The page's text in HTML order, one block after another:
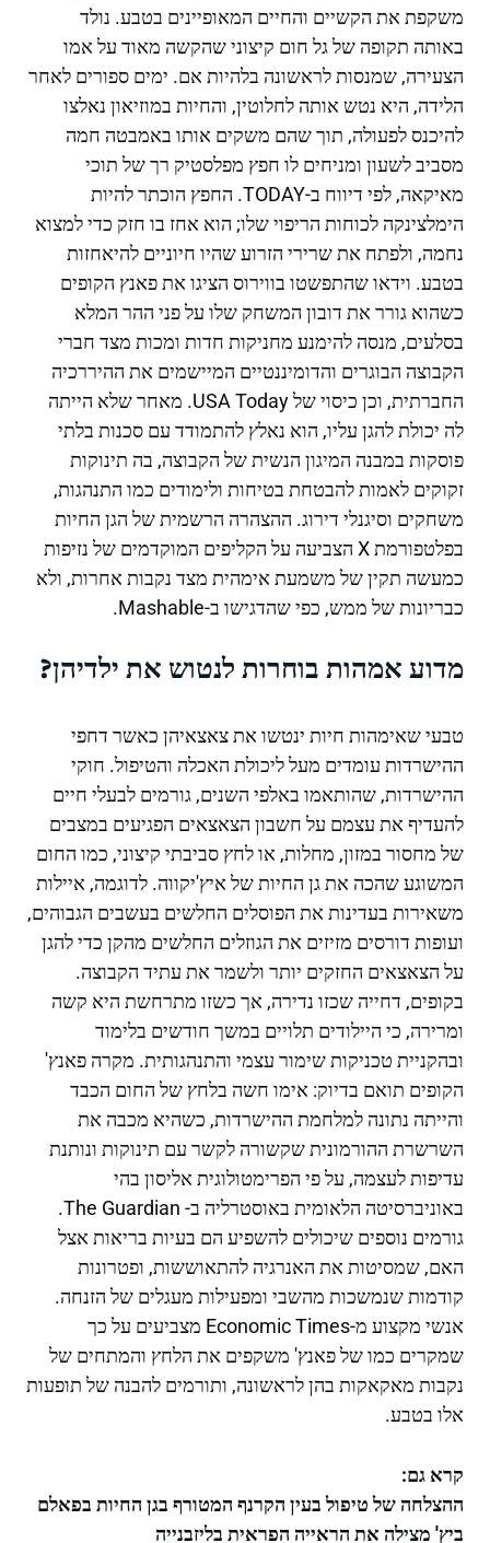
משקפת את הקשיים והחיים המאופיינים בטבע. נולד
באותה תקופה של גל חום קיצוני שהקשה מאוד על אמו
הצעירה, שמנסות לראשונה בלהיות אם. ימים ספורים לאחר
הלידה, היא נטש אותה לחלוטין, והחיות במוזיאון נאלצו
להיכנס לפעולה, תוך שהם משקים אותו באמבטה חמה
מסביב לשעון ומניחים לו חפץ מפלסטיק רך של תוכי
מאיקאה, לפי דיווח ב-TODAY. החפץ הוכתר להיות
הימלצינקה לכוחות הריפוי שלו; הוא אחז בו חזק כדי למצוא
נחמה, ולפתח את שרירי הזרוע שהיו חיוניים להיאחזות
בטבע. וידאו שהתפשטו בווירוס הציגו את פאנץ הקופים
כשהוא גורר את דובון המשחק שלו על פני ההר המלא
בסלעים, מנסה להימנע מחניקות חדות ומכות מצד חברי
הקבוצה הבוגרים והדומיננטיים המיישמים את ההיררכיה
החברתית, וכן כיסוי של USA Today. מאחר שלא הייתה
לה יכולת להגן עליו, הוא נאלץ להתמודד עם סכנות בלתי
פוסקות במבנה המיגון הנשית של הקבוצה, בה תינוקות
זקוקים לאמות להבטחת בטיחות ולימודים כמו התנהגות,
משחקים וסיגנלי דירוג. ההצהרה הרשמית של הגן החיות
בפלטפורמת X הצביעה על הקליפים המוקדמים של נזיפות
כמעשה תקין של משמעת אימהית מצד נקבות אחרות, ולא
כבריונות של ממש, כפי שהדגישו ב-Mashable.
מדוע אמהות בוחרות לנטוש את ילדיהן?
טבעי שאימהות חיות ינטשו את צאצאיהן כאשר דחפי
ההישרדות עומדים מעל ליכולת האכלה והטיפול. חוקי
ההישרדות, שהותאמו באלפי השנים, גורמים לבעלי חיים
להעדיף את עצמם על חשבון הצאצאים הפגיעים במצבים
של מחסור במזון, מחלות, או לחץ סביבתי קיצוני, כמו החום
המשוגע שהכה את גן החיות של איץ'יקווה. לדוגמה, איילות
משאירות בעדינות את הפוסלים החלשים בעשבים הגבוהים,
ועופות דורסים מזיזים את הגוזלים החלשים מהקן כדי להגן
על הצאצאים החזקים יותר ולשמר את עתיד הקבוצה.
בקופים, דחייה שכזו נדירה, אך כשזו מתרחשת היא קשה
ומרירה, כי היילודים תלויים במשך חודשים בלימוד
ובהקניית טכניקות שימור עצמי והתנהגותית. מקרה פאנץ'
הקופים תואם בדיוק: אימו חשה בלחץ של החום הכבד
והייתה נתונה למלחמת ההישרדות, כשהיא מכבה את
השרשרת ההורמונית שקשורה לקשר עם תינוקות ונותנת
עדיפות לעצמה, על פי הפרימטולוגית אליסון בהי
באוניברסיטה הלאומית באוסטרליה ב- The Guardian.
גורמים נוספים שיכולים להשפיע הם בעיות בריאות אצל
האם, שמסיטות את האנרגיה להתאוששות, ופטרונות
קודמות שנמשכות מהשבי ומפעילות מעגלים של הזנחה.
אנשי מקצוע מ-Economic Times מצביעים על כך
שמקרים כמו של פאנץ' משקפים את הלחץ והמתחים של
נקבות מאקאקות בהן לראשונה, ותורמים להבנה של תופעות
אלו בטבע.
קרא גם:
ההצלחה של טיפול בעין הקרנף המטורף בגן החיות בפאלם
ביץ' מצילה את הראייה הפראית בליזבנייה